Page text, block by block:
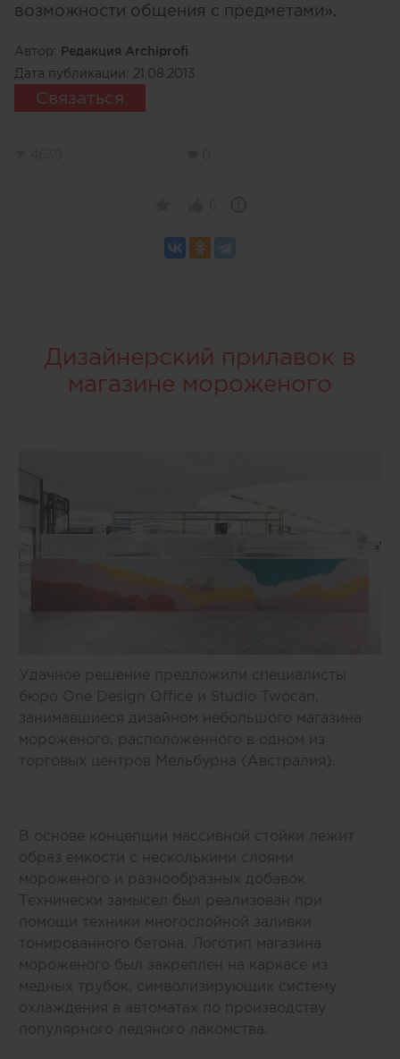
возможности общения с предметами».
Автор: Редакция Archiprofi
Дата публикации: 21.08.2013
Связаться
Дизайнерский прилавок в
магазине мороженого
Удачное решение предложили специалисты
бюро One Design Office и Studio Twocan,
занимавшиеся дизайном небольшого магазина
мороженого, расположенного в одном из
торговых центров Мельбурна (Австралия).
В основе концепции массивной стойки лежит
образ емкости с несколькими слоями
мороженого и разнообразных добавок.
Технически замысел был реализован при
помощи техники многослойной заливки
тонированного бетона. Логотип магазина
мороженого был закреплен на каркасе из
медных трубок, символизирующих систему
охлаждения в автоматах по производству
популярного ледяного лакомства.